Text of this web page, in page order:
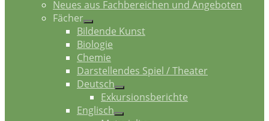
Neues aus Fachbereichen und Angeboten
Fächer
Bildende Kunst
Biologie
Chemie
Darstellendes Spiel / Theater
Deutsch
Exkursionsberichte
Englisch